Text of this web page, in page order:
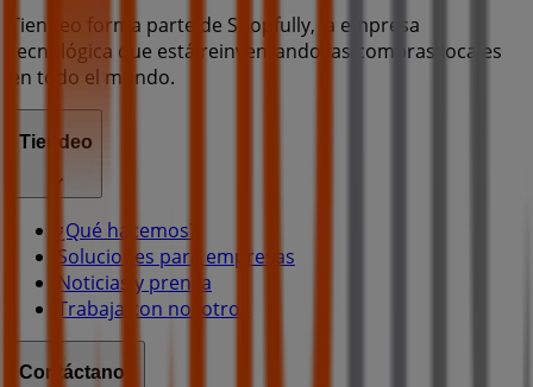
Tiendeo forma parte de Shopfully, la empresa
tecnológica que está reinventando las compras locales
en todo el mundo.
Tiendeo
¿Qué hacemos?
Soluciones para empresas
Noticias y prensa
Trabaja con nosotros
Contáctanos